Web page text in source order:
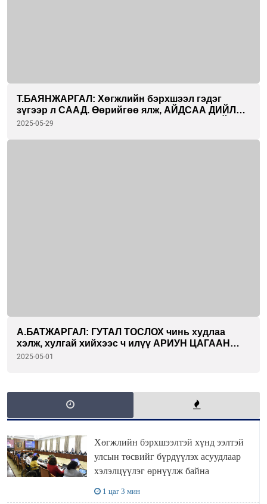
Т.БАЯНЖАРГАЛ: Хөгжлийн бэрхшээл гэдэг
зүгээр л СААД. Өөрийгөө ялж, АЙДСАА ДИЙЛЖ
тэмцээний тайзан дээр гарах ҮНЭХЭЭР САЙХАН
2025-05-29
А.БАТЖАРГАЛ: ГУТАЛ ТОСЛОХ чинь худлаа
хэлж, хулгай хийхээс ч илүү АРИУН ЦАГААН
ХӨДӨЛМӨР шүү дээ...
2025-05-01
Хөгжлийн бэрхшээлтэй хүнд ээлтэй
улсын төсвийг бүрдүүлэх асуудлаар
хэлэлцүүлэг өрнүүлж байна
1 цаг 3 мин